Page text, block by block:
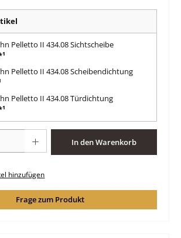
Pelletto II 434.08 Sichtscheibe
Pelletto II 434.08 Scheibendichtung
Pelletto II 434.08 Türdichtung
In den Warenkorb
hinzufügen
Frage zum Produkt